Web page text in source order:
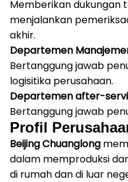
Memberikan dukungan
menjalankan
akhir.
Departemen
Bertanggung jawab
logisitika perusahaan.
Departemen after-
Bertanggung jawab
Profil
Beijing Chuanglong
dalam memproduksi
di rumah dan di luar